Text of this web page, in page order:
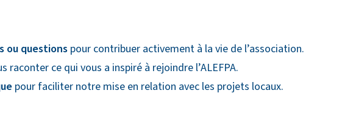
ou questionspour contribuer activement à la vie de l’association.
raconter ce qui vous a inspiré à rejoindre l’ALEFPA.
pour faciliter notre mise en relation avec les projets locaux.